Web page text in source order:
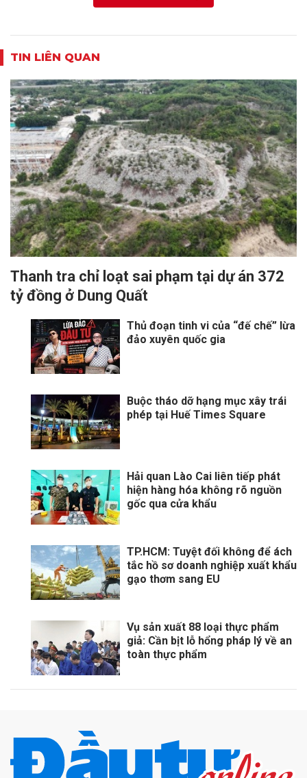
TIN LIÊN QUAN
Thanh tra chỉ loạt sai phạm tại dự án 372
tỷ đồng ở Dung Quất
Thủ đoạn tinh vi của “đế chế” lừa
đảo xuyên quốc gia
Buộc tháo dỡ hạng mục xây trái
phép tại Huế Times Square
Hải quan Lào Cai liên tiếp phát
hiện hàng hóa không rõ nguồn
gốc qua cửa khẩu
TP.HCM: Tuyệt đối không để ách
tắc hồ sơ doanh nghiệp xuất khẩu
gạo thơm sang EU
Vụ sản xuất 88 loại thực phẩm
giả: Cần bịt lỗ hổng pháp lý về an
toàn thực phẩm